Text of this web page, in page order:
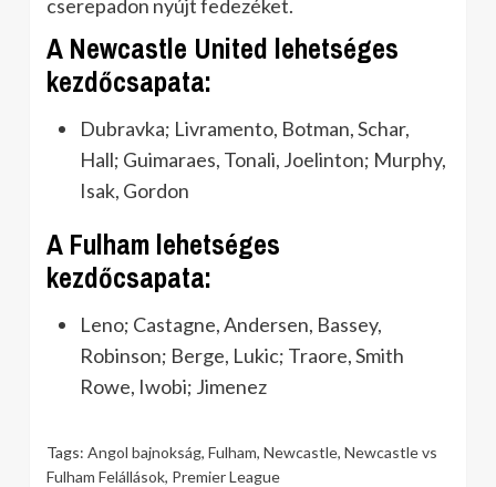
cserepadon nyújt fedezéket.
A Newcastle United lehetséges
kezdőcsapata:
Dubravka; Livramento, Botman, Schar,
Hall; Guimaraes, Tonali, Joelinton; Murphy,
Isak, Gordon
A Fulham lehetséges
kezdőcsapata:
Leno; Castagne, Andersen, Bassey,
Robinson; Berge, Lukic; Traore, Smith
Rowe, Iwobi; Jimenez
Tags: Angol bajnokság, Fulham, Newcastle, Newcastle vs
Fulham Felállások, Premier League